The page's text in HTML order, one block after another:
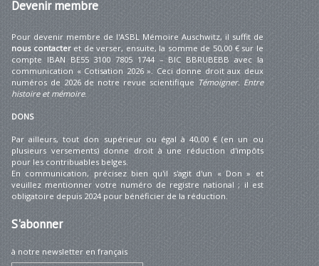
Devenirmembre
Pour devenir membre de l'ASBL Mémoire Auschwitz, il suffit de
nous contacteret de verser, ensuite, la somme de 50,00 € sur le
compte IBAN BE55 3100 7805 1744 – BIC BBRUBEBB avec la
communication « Cotisation 2026 ». Ceci donne droit aux deux
numéros de 2026 de notre revue scientifique Témoigner. Entre
histoire et mémoire.
DONS
Par ailleurs, tout don supérieur ou égal à 40,00 € (en un ou
plusieurs versements) donne droit à une réduction d'impôts
pour les contribuables belges.
En communication, précisez bien qu'il s'agit d'un « Don » et
veuillez mentionner votre numéro de registre national ; il est
obligatoire depuis 2024 pour bénéficier de la réduction.
S'abonner
à notre newsletter en français